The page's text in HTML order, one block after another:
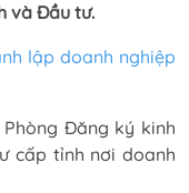
và Đầu tư.
lập doanh nghiệp
Đăng ký kinh
cấp tỉnh nơi doanh